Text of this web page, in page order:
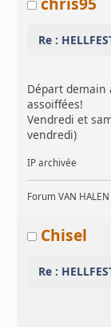
Re :
Départ demain
assoiffées!
Vendredi et
vendredi)
IP archivée
Forum VAN
Chisel
Re :